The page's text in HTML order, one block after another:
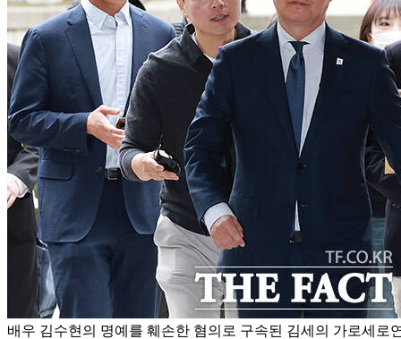
배우 김수현의 명예를 훼손한 혐의로 구속된 김세의 가로세로